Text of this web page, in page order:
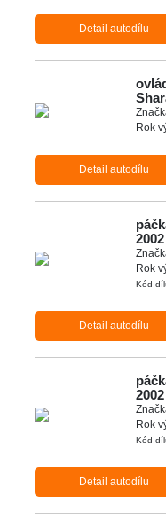
Detail autodílu
Rok
Detail autodílu
2002
Rok
Kód
Detail autodílu
2002
Rok
Kód
Detail autodílu